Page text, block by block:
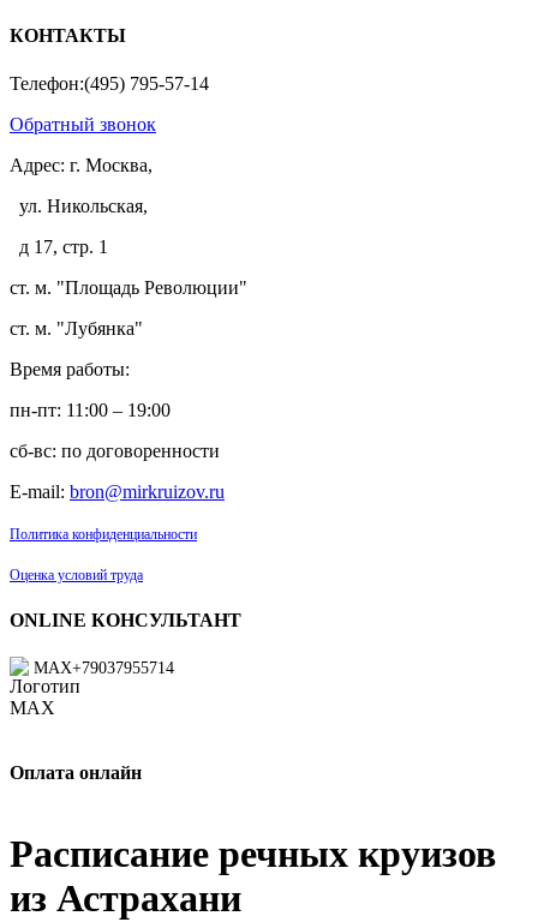
КОНТАКТЫ
Телефон:(495) 795-57-14
Обратный звонок
Адрес: г. Москва,
ул. Никольская,
д 17, стр. 1
ст. м. "Площадь Революции"
ст. м. "Лубянка"
Время работы:
пн-пт: 11:00 – 19:00
сб-вс: по договоренности
E-mail: bron@mirkruizov.ru
Политика конфиденциальности
Оценка условий труда
ONLINE КОНСУЛЬТАНТ
MAX+79037955714
Оплата онлайн
Расписание речных круизов
из Астрахани